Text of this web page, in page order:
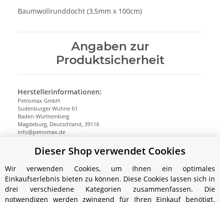
Baumwollrunddocht (3,5mm x 100cm)
Angaben zur
Produktsicherheit
Herstellerinformationen:
Petromax GmbH
Sudenburger Wuhne 61
Baden-Württemberg
Magdeburg, Deutschland, 39116
info@petromax.de
Dieser Shop verwendet Cookies
Wir verwenden Cookies, um Ihnen ein optimales
Einkaufserlebnis bieten zu können. Diese Cookies lassen sich in
drei verschiedene Kategorien zusammenfassen. Die
notwendigen werden zwingend für Ihren Einkauf benötigt.